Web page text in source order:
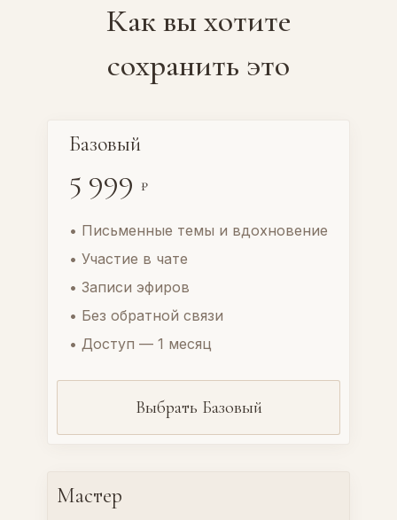
Как вы хотите
сохранить это
Базовый
5 999 ₽
• Письменные темы и вдохновение
• Участие в чате
• Записи эфиров
• Без обратной связи
• Доступ — 1 месяц
Выбрать Базовый
Мастер